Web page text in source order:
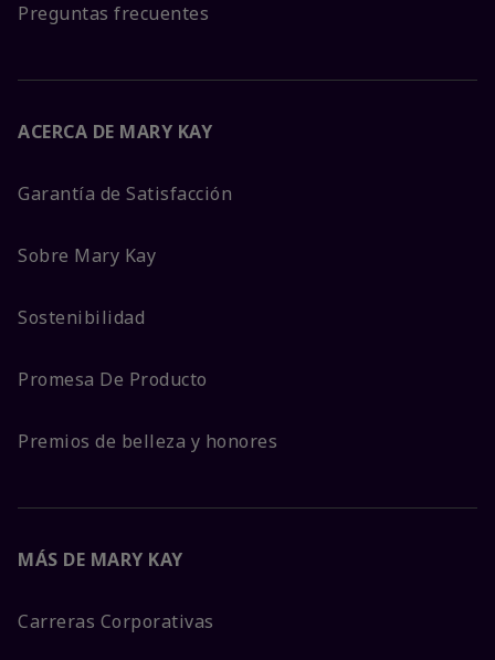
Preguntas frecuentes
ACERCA DE MARY KAY
Garantía de Satisfacción
Sobre Mary Kay
Sostenibilidad
Promesa De Producto
Premios de belleza y honores
MÁS DE MARY KAY
Carreras Corporativas